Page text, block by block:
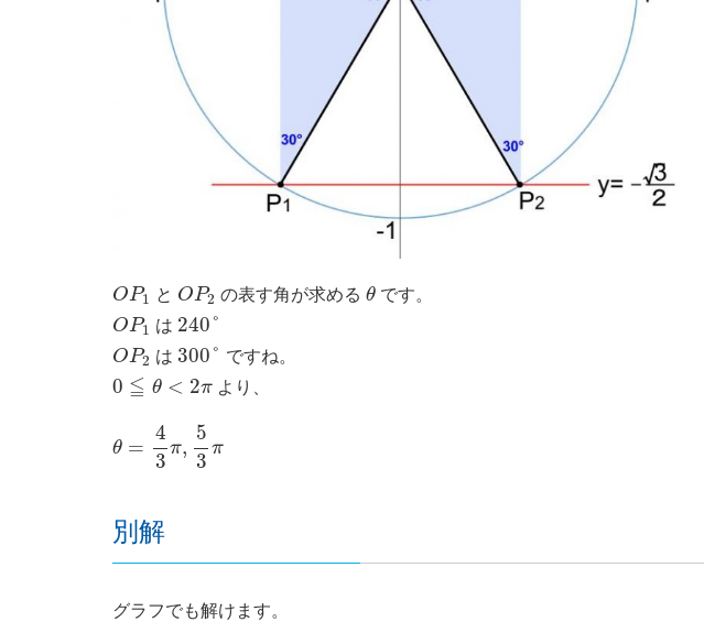
OP1
OP1 と OP2
OP2 の表す角が求める θ
θです。
OP1
OP1 は 240°
240°
OP2
OP2 は 300°
300° ですね。
0 ≦ θ < 2π
0 ≦θ <2 より、
θ =
4
3
π,
5
3
π
3π 3
別解
グラフでも解けます。